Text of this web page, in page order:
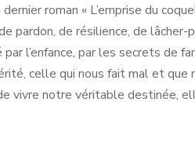
roman « L’emprise du
pardon, de résilience, de lâcher-
par l’enfance, par les secrets de
celle qui nous fait mal et que
vivre notre véritable destinée,